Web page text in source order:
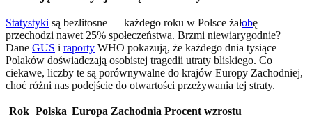
Statystyki są bezlitosne — każdego roku w Polsce żałobę
przechodzi nawet 25% społeczeństwa. Brzmi niewiarygodnie?
Dane GUS i raporty WHO pokazują, że każdego dnia tysiące
Polaków doświadczają osobistej tragedii utraty bliskiego. Co
ciekawe, liczby te są porównywalne do krajów Europy Zachodniej,
choć różni nas podejście do otwartości przeżywania tej straty.
Rok Polska Europa Zachodnia Procent wzrostu